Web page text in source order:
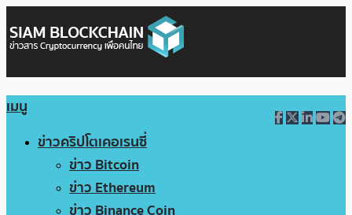
เมนู
ข่าวคริปโตเคอเรนซี่
ข่าว Bitcoin
ข่าว Ethereum